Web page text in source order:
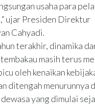
usaha para
ujar Presiden Direktur
Cahyadi.
terakhir, dinamika
masih terus
oleh kenaikan
ditengah menurunnya
yang dimulai